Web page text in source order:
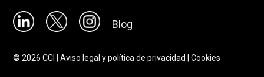
Blog
©2026 CCI |Aviso legal y política de privacidad |Cookies